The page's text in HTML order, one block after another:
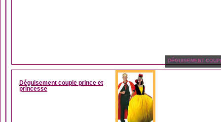
DÉGUISEMENT
Déguisement couple prince et
princesse